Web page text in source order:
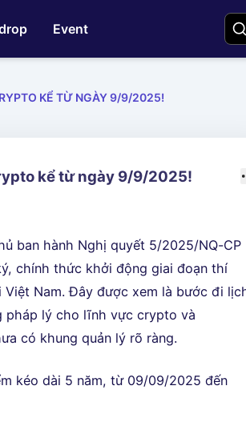
Event
KỂ TỪ NGÀY 9/9/2025!
kể từ ngày 9/9/2025!
ban hành Nghị quyết 5/2025/NQ-CP
chính thức khởi động giai đoạn thí
Nam. Đây được xem là bước đi
pháp lý cho lĩnh vực crypto và
có khung quản lý rõ ràng.
kéo dài 5 năm, từ 09/09/2025 đến